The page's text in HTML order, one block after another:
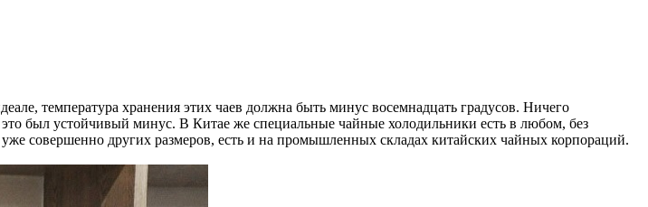
температура хранения этих чаев должна быть минус восемнадцать градусов. Ничего
был устойчивый минус. В Китае же специальные чайные холодильники есть в любом, без
совершенно других размеров, есть и на промышленных складах китайских чайных корпораций.